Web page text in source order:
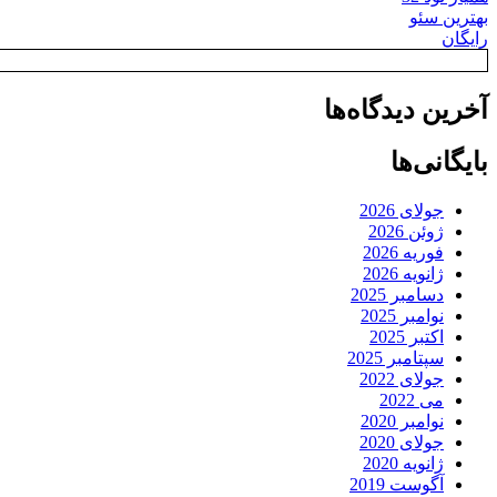
بهترین سئو
رایگان
آخرین دیدگاه‌ها
بایگانی‌ها
جولای 2026
ژوئن 2026
فوریه 2026
ژانویه 2026
دسامبر 2025
نوامبر 2025
اکتبر 2025
سپتامبر 2025
جولای 2022
می 2022
نوامبر 2020
جولای 2020
ژانویه 2020
آگوست 2019